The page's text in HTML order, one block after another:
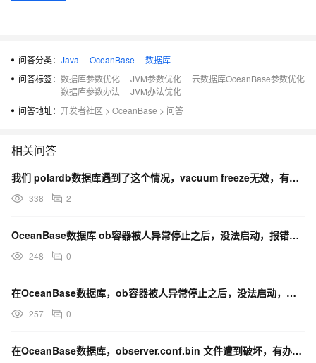
问答分类： Java OceanBase
数据库
问答标签： 数据库参数优化 JVM参数优化
云数据库OceanBase参数优化
数据库参数办法
JVM办法优化
问答地址： 开发者社区 > OceanBase > 问答
相关问答
我们 polardb数据库遇到了这个情况，vacuum freeze无效，有啥办法呢？
338 2
OceanBase数据库 ob容器被人异常停止之后，没法启动，报错，有办法修复吗？
248 0
在OceanBase数据库，ob容器被人异常停止之后，没法启动，报错有办法修复吗?
257 0
在OceanBase数据库，observer.conf.bin 文件遭到破坏，有办法可以修复吗？